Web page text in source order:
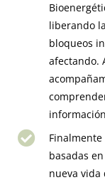
liberando
bloqueos
afectando.
basadas
nueva vida